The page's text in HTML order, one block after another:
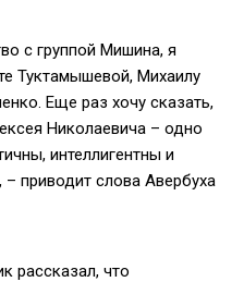
с группой Мишина, я
Туктамышевой, Михаилу
Еще раз хочу сказать,
Николаевича – одно
интеллигентны и
приводит слова Авербуха
рассказал, что